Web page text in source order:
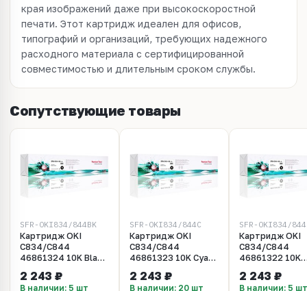
края изображений даже при высокоскоростной
печати. Этот картридж идеален для офисов,
типографий и организаций, требующих надежного
расходного материала с сертифицированной
совместимостью и длительным сроком службы.
Сопутствующие товары
SFR-OKI834/844BK
Картридж OKI
C834/С844
46861324 10K Black
2 243 ₽
В наличии: 5 шт
SFR-OKI834/844C
Картридж OKI
C834/С844
46861323 10K Cyan
2 243 ₽
В наличии: 20 шт
SFR-OKI834/
Картридж OKI
C834/С844
46861322 10K
2 243 ₽
В наличии: 5 шт